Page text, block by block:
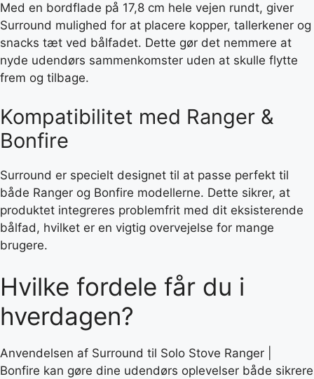
Med en bordflade på 17,8 cm hele vejen rundt, giver
Surround mulighed for at placere kopper, tallerkener og
snacks tæt ved bålfadet. Dette gør det nemmere at
nyde udendørs sammenkomster uden at skulle flytte
frem og tilbage.
Kompatibilitet med Ranger &
Bonfire
Surround er specielt designet til at passe perfekt til
både Ranger og Bonfire modellerne. Dette sikrer, at
produktet integreres problemfrit med dit eksisterende
bålfad, hvilket er en vigtig overvejelse for mange
brugere.
Hvilke fordele får du i
hverdagen?
Anvendelsen af Surround til Solo Stove Ranger |
Bonfire kan gøre dine udendørs oplevelser både sikrere